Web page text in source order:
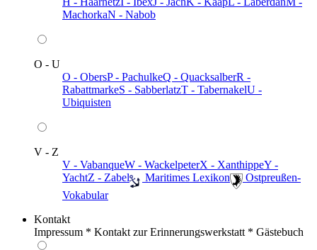
MachorkaN - Nabob
O - U
O - ObersP - PachulkeQ - QuacksalberR -
RabattmarkeS - SabberlatzT - TabernakelU -
Ubiquisten
V - Z
V - VabanqueW - WackelpeterX - XanthippeY -
YachtZ - Zabel ️ Maritimes Lexikon
️ Ostpreußen-
Vokabular
Kontakt
Impressum * Kontakt zur Erinnerungswerkstatt * Gästebuch